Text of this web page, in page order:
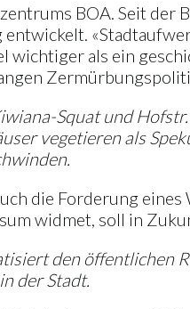
BOA. Seit
als ein
Squat und
vegetieren als
die Forderung
widmet, soll in
den öffentlichen
der Stadt.